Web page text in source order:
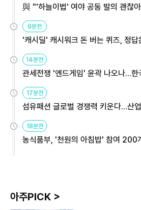
與 "'하늘이법' 여야 공동 발의 괜찮
9분전
'캐시딜' 캐시워크 돈 버는 퀴즈, 정답
14분전
관세전쟁 '엔드게임' 윤곽 나오나…한
용해야
17분전
섬유패션 글로벌 경쟁력 키운다…산
원
18분전
농식품부, '천원의 아침밥' 참여 200
아주PICK >